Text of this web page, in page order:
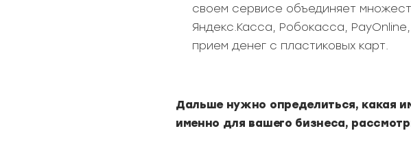
своем сервисе объединяет
Яндекс.Касса, Робокасса,
прием денег с пластиковых карт.
Дальше нужно определиться, какая
именно для вашего бизнеса,